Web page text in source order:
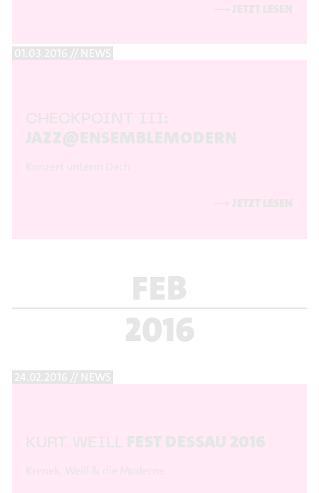
⟶ JETZT LESEN
01.03.2016 // NEWS
CHECKPOINT III:
JAZZ@ENSEMBLEMODERN
Konzert unterm Dach
⟶ JETZT LESEN
FEB
2016
24.02.2016 // NEWS
KURT WEILL FEST DESSAU 2016
Krenek, Weill & die Moderne